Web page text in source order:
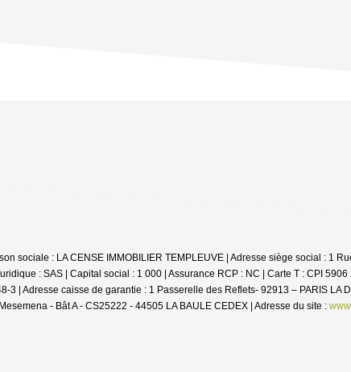
sociale : LA CENSE IMMOBILIER TEMPLEUVE | Adresse siège social : 1
: SAS | Capital social : 1 000 | Assurance RCP : NC | Carte T : CPI
3 | Adresse caisse de garantie : 1 Passerelle des Reflets- 92913 – PARIS
- Bât A - CS25222 - 44505 LA BAULE CEDEX | Adresse du site :